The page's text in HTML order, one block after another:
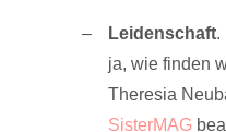
Leidenschaft.
ja, wie finden
Theresia
SisterMAG